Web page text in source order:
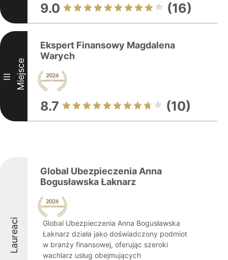
9.0 (16)
III Miejsce
Ekspert Finansowy Magdalena
Warych
8.7 (10)
Laureaci
Global Ubezpieczenia Anna
Bogusławska Łaknarz
Global Ubezpieczenia Anna Bogusławska
Łaknarz działa jako doświadczony podmiot
w branży finansowej, oferując szeroki
wachlarz usług obejmujących